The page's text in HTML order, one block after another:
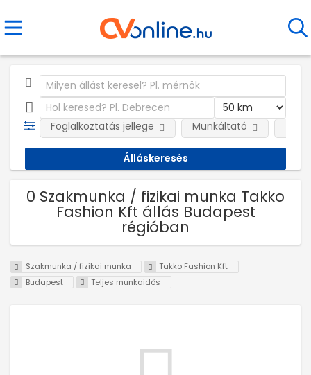
Foglalkoztatás jellege Munkáltató
0 Szakmunka / fizikai munka Takko
Fashion Kft állás Budapest
régióban
Szakmunka / fizikai munka
Takko Fashion Kft
Budapest
Teljes munkaidős